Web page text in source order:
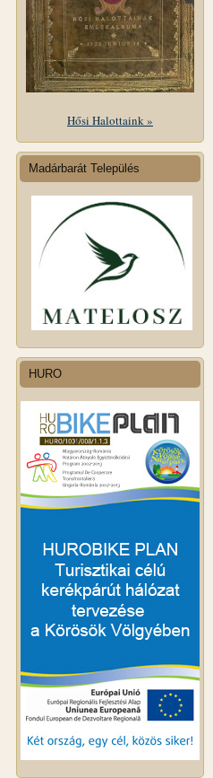
Hősi Halottaink »
Madárbarát Település
HURO